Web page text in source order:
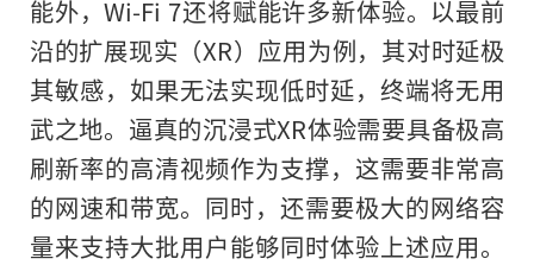
能外，Wi-Fi 7还将赋能许多新体验。以最前
沿的扩展现实（XR）应用为例，其对时延极
其敏感，如果无法实现低时延，终端将无用
武之地。逼真的沉浸式XR体验需要具备极高
刷新率的高清视频作为支撑，这需要非常高
的网速和带宽。同时，还需要极大的网络容
量来支持大批用户能够同时体验上述应用。